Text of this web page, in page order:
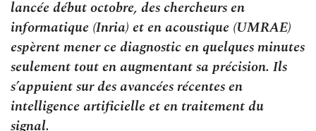
lancée début octobre, des chercheurs en
informatique (Inria) et en acoustique (UMRAE)
espèrent mener ce diagnostic en quelques minutes
seulement tout en augmentant sa précision. Ils
s’appuient sur des avancées récentes en
intelligence artificielle et en traitement du
signal.